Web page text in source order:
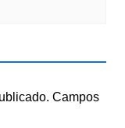
Campos